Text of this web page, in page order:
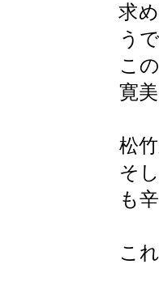
求
う
こ
寛
松
そ
も
こ